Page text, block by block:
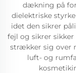
dækning på
dielektriske
idet den sikrer
fejl og sikrer
strækker sig over
luft- og